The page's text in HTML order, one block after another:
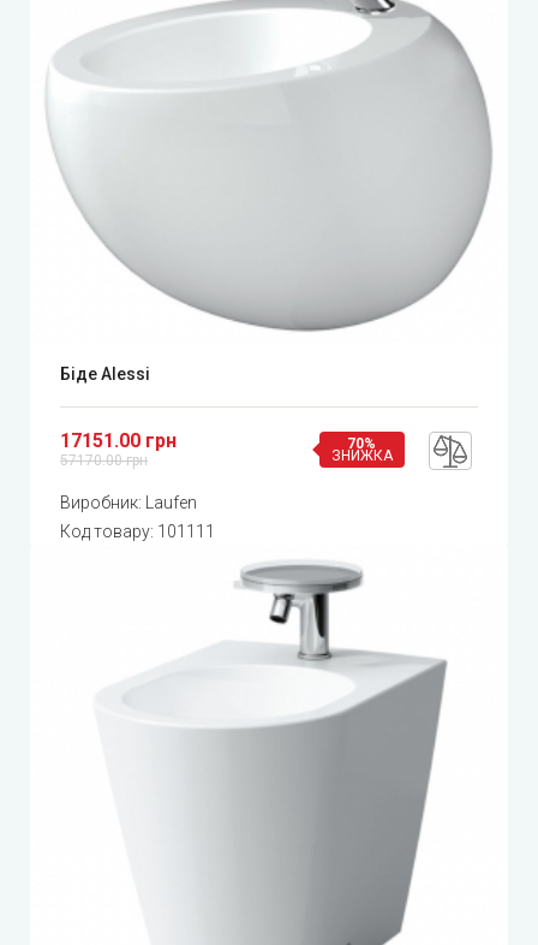
Біде Alessi
17151.00 грн
57170.00 грн
70%
ЗНИЖКА
Виробник:
Laufen
Код товару: 101111